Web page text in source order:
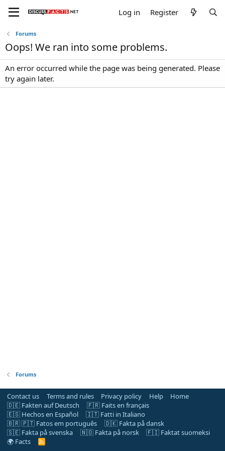
Log in Register
Forums
Oops! We ran into some problems.
An error occurred while the page was being generated. Please
try again later.
Forums
Contact us Terms and rules Privacy policy Help
Home
🇩🇪 Fakten auf Deutsch
🇫🇷 Faits en français
🇪🇸 Hechos en Español
🇮🇹 Fatti in Italiano
🇧🇷 🇵🇹 Fatos em português
🇩🇰 Fakta på dansk
🇸🇪 Fakta på svenska
🇳🇴 Fakta på norsk
🇫🇮 Faktat suomeksi
🌍 Facts
R